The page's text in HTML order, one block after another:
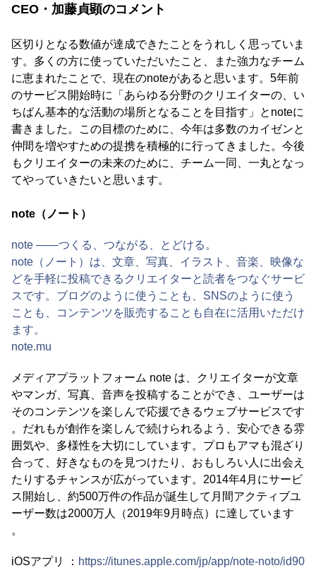
CEO・加藤貞顕のコメント
区切りとなる数値が達成できたことをうれしく思っていま
す。多くの方に使っていただいたこと、また強力なチーム
に恵まれたことで、現在のnoteがあると思います。5年前
のサービス開始時に「あらゆる分野のクリエイターの、い
ちばん基本的な活動の場所となることを目指す」とnoteに
書きました。この目標のために、今年は多数のカイゼンと
仲間を増やすための提携を積極的に行ってきました。今後
もクリエイターの未来のために、チーム一同、一丸となっ
てやっていきたいと思います。
note（ノート）
note ――つくる、つながる、とどける。
note（ノート）は、文章、写真、イラスト、音楽、映像な
どを手軽に投稿できるクリエイターと読者をつなぐサービ
スです。ブログのように使うことも、SNSのように使う
ことも、コンテンツを販売することも自在に活用いただけ
ます。
note.mu
メディアプラットフォーム note は、クリエイターが文章
やマンガ、写真、音声を投稿することができ、ユーザーは
そのコンテンツを楽しんで応援できるウェブサービスです
。だれもが創作を楽しんで続けられるよう、安心できる雰
囲気や、多様性を大切にしています。プロもアマも混ざり
合って、好きなものを見つけたり、おもしろい人に出会え
たりするチャンスが広がっています。2014年4月にサービ
ス開始し、約500万件の作品が誕生して月間アクティブユ
ーザー数は2000万人（2019年9月時点）に達しています
。
iOSアプリ ： https://itunes.apple.com/jp/app/note-noto/id90